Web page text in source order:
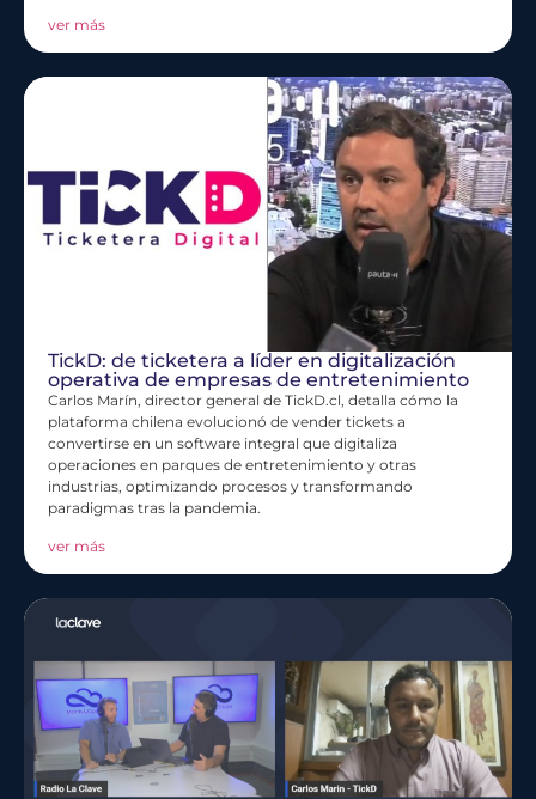
ver más
TickD: de ticketera a líder en digitalización
operativa de empresas de entretenimiento
Carlos Marín, director general de TickD.cl, detalla cómo la
plataforma chilena evolucionó de vender tickets a
convertirse en un software integral que digitaliza
operaciones en parques de entretenimiento y otras
industrias, optimizando procesos y transformando
paradigmas tras la pandemia.
ver más